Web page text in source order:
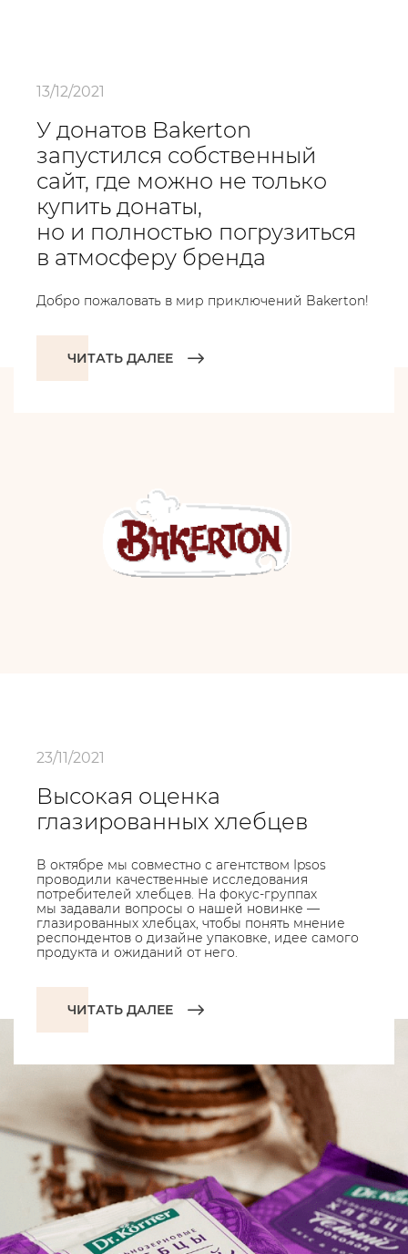
13/12/2021
У донатов Bakerton
запустился собственный
сайт, где можно не только
купить донаты,
но и полностью погрузиться
в атмосферу бренда
Добро пожаловать в мир приключений Bakerton!
ЧИТАТЬ ДАЛЕЕ
23/11/2021
Высокая оценка
глазированных хлебцев
В октябре мы совместно с агентством Ipsos
проводили качественные исследования
потребителей хлебцев. На фокус-группах
мы задавали вопросы о нашей новинке —
глазированных хлебцах, чтобы понять мнение
респондентов о дизайне упаковке, идее самого
продукта и ожиданий от него.
ЧИТАТЬ ДАЛЕЕ